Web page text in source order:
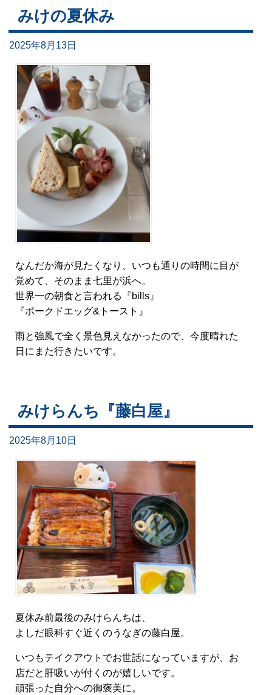
みけの夏休み
2025年8月13日
なんだか海が見たくなり、いつも通りの時間に目が
覚めて、そのまま七里が浜へ。
世界一の朝食と言われる『bills』
『ポークドエッグ&トースト』
雨と強風で全く景色見えなかったので、今度晴れた
日にまた行きたいです。
みけらんち『藤白屋』
2025年8月10日
夏休み前最後のみけらんちは、
よしだ眼科すぐ近くのうなぎの藤白屋。
いつもテイクアウトでお世話になっていますが、お
店だと肝吸いが付くのが嬉しいです。
頑張った自分への御褒美に。